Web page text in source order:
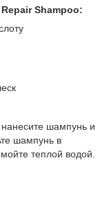
Shampoo:
шампунь и
шампунь в
теплой водой.